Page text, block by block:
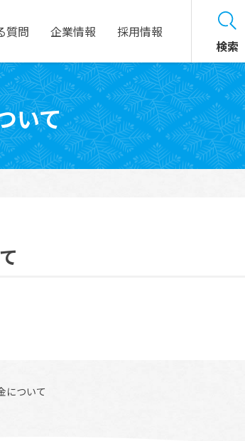
質問 企業情報
採用情報
検索
いて
について